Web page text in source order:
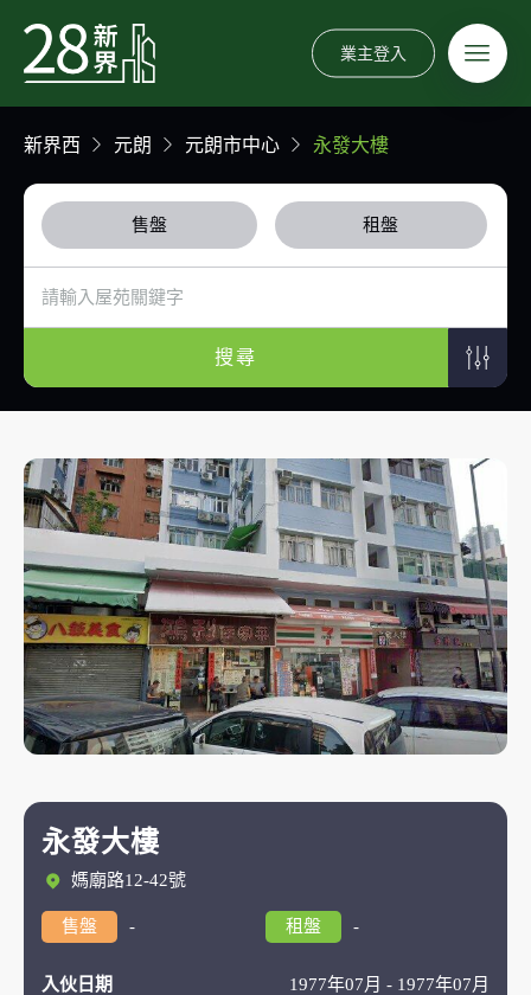
業主登入
新界西 元朗 元朗市中心 永發大樓
售盤 租盤
搜尋
永發大樓
媽廟路12-42號
售盤 - 租盤 -
入伙日期
1977年07月 - 1977年07月